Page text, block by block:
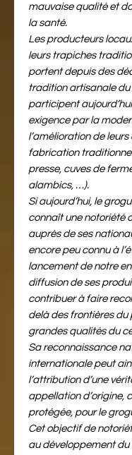
mauvaise qualité et
la santé.
Les producteurs
leurs trapiches
portent depuis des
tradition artisanale du
participent
exigence par la
l’amélioration de leurs
fabrication
presse, cuves de
alambics, …).
Si aujourd’hui, le
connaît une notoriété
auprès de ses
encore peu connu à
lancement de notre
diffusion de ses
contribuer à faire
delà des frontières du
grandes qualités du
Sa reconnaissance
internationale peut
l’attribution d’une
appellation d’origine,
protégée, pour le
Cet objectif de
au développement du